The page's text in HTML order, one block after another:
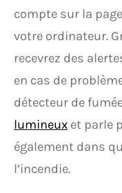
compte sur la
votre ordinateur.
recevrez des
en cas de
détecteur de
lumineux et parle
également dans
l’incendie.